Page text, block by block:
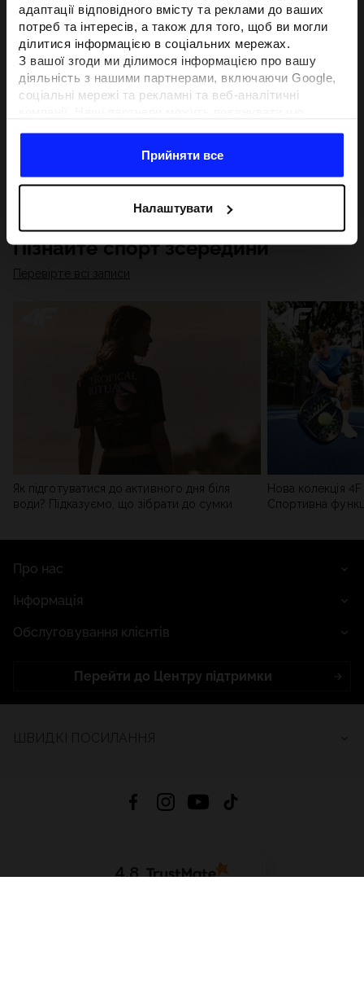
адаптації відповідного вмісту та реклами до ваших
потреб та інтересів, а також для того, щоб ви могли
ділитися інформацією в соціальних мережах.
З вашої згоди ми ділимося інформацією про вашу
діяльність з нашими партнерами, включаючи Google,
соціальні мережі та рекламні та веб-аналітичні
отримують у результаті використання вами їхніх
послуг.З вашої згоди ми також можемо ділитися
з метою націлювання та покращення відображення
відповідної онлайн-реклами, проведення аналітики,
відповідності вмісту та вдосконалення рішень, які
пропонують наші партнери (наприклад, соціальні
мережі). Детальну інформацію можна знайти в нашій
та в розділі «Деталі».
Прийняти все
Налаштувати
Пізнайте спорт зсередини
Перевірте всі записи
Як підготуватися до активного дня біля
води? Підказуємо, що зібрати до сумки
Нова колекція
Спортивна
Про нас
Інформація
Обслуговування клієнтів
Перейти до Центру підтримки
4.8